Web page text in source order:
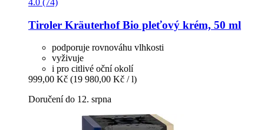
4.0 (74)
Tiroler KräuterhofBio pleťový krém, 50 ml
podporuje rovnováhu vlhkosti
vyživuje
i pro citlivé oční okolí
999,00 Kč (19 980,00 Kč / l)
Doručení do 12. srpna